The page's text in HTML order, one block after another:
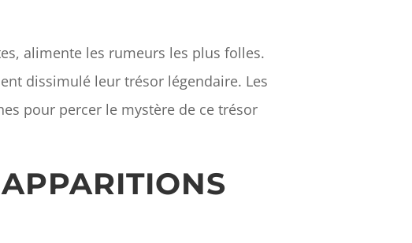
alimente les rumeurs les plus folles.
dissimulé leur trésor légendaire. Les
pour percer le mystère de ce trésor